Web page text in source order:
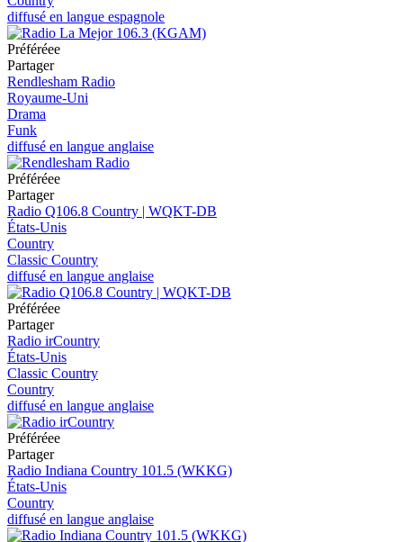
diffusé en langue espagnole
Préféréeе
Partager
Rendlesham Radio
Royaume-Uni
Drama
Funk
diffusé en langue anglaise
Préféréeе
Partager
Radio Q106.8 Country | WQKT-DB
États-Unis
Country
Classic Country
diffusé en langue anglaise
Préféréeе
Partager
Radio irCountry
États-Unis
Classic Country
Country
diffusé en langue anglaise
Préféréeе
Partager
Radio Indiana Country 101.5 (WKKG)
États-Unis
Country
diffusé en langue anglaise